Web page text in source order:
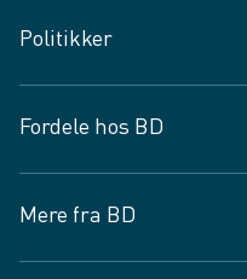
Vagttelefon 30 10 89 89
Spørgsmål og svar
Job og karriere
Fødevarekontrolrapport
Politikker
Privatlivspolitik
Cookies
Vilkår og betingelser
Fordele hos BD
BD app
BD.dk services
Mere fra BD